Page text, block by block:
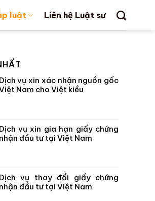
luật Liên hệ Luật sư
Dịch vụ xin xác nhận nguồn gốc
Nam cho Việt kiều
Dịch vụ xin gia hạn giấy chứng
nhận đầu tư tại Việt Nam
Dịch vụ thay đổi giấy chứng
nhận đầu tư tại Việt Nam